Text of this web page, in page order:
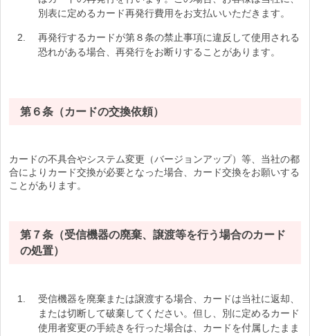
別表に定めるカード再発行費用をお支払いいただきます。
再発行するカードが第８条の禁止事項に違反して使用される
恐れがある場合、再発行をお断りすることがあります。
第６条（カードの交換依頼）
カードの不具合やシステム変更（バージョンアップ）等、当社の都
合によりカード交換が必要となった場合、カード交換をお願いする
ことがあります。
第７条（受信機器の廃棄、譲渡等を行う場合のカード
の処置）
受信機器を廃棄または譲渡する場合、カードは当社に返却、
または切断して破棄してください。但し、別に定めるカード
使用者変更の手続きを行った場合は、カードを付属したまま